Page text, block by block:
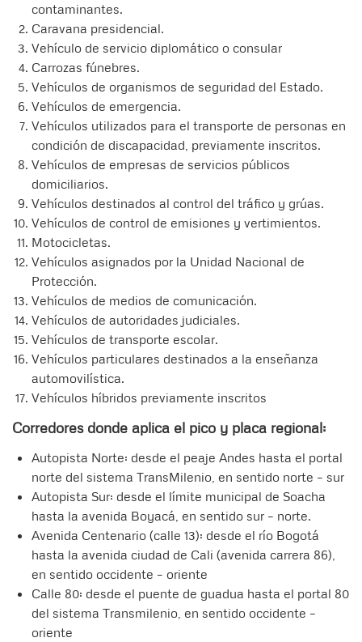
contaminantes.
Caravana presidencial.
Vehículo de servicio diplomático o consular
Carrozas fúnebres.
Vehículos de organismos de seguridad del Estado.
Vehículos de emergencia.
Vehículos utilizados para el transporte de personas en
condición de discapacidad, previamente inscritos.
Vehículos de empresas de servicios públicos
domiciliarios.
Vehículos destinados al control del tráfico y grúas.
Vehículos de control de emisiones y vertimientos.
Motocicletas.
Vehículos asignados por la Unidad Nacional de
Protección.
Vehículos de medios de comunicación.
Vehículos de autoridades judiciales.
Vehículos de transporte escolar.
Vehículos particulares destinados a la enseñanza
automovilística.
Vehículos híbridos previamente inscritos
Corredores donde aplica el pico y placa regional:
Autopista Norte: desde el peaje Andes hasta el portal
norte del sistema TransMilenio, en sentido norte – sur
Autopista Sur: desde el límite municipal de Soacha
hasta la avenida Boyacá, en sentido sur – norte.
Avenida Centenario (calle 13): desde el río Bogotá
hasta la avenida ciudad de Cali (avenida carrera 86),
en sentido occidente – oriente
Calle 80: desde el puente de guadua hasta el portal 80
del sistema Transmilenio, en sentido occidente –
oriente